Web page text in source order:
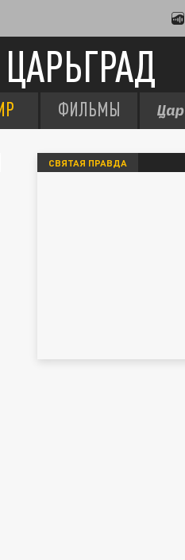
ЦАРЬГРАД
ФИЛЬМЫ
СВЯТАЯ ПРАВДА